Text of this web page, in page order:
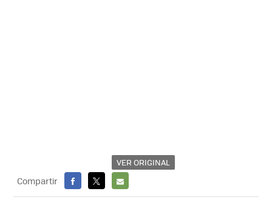
VER ORIGINAL
Compartir
FACEBOOK
X
E-